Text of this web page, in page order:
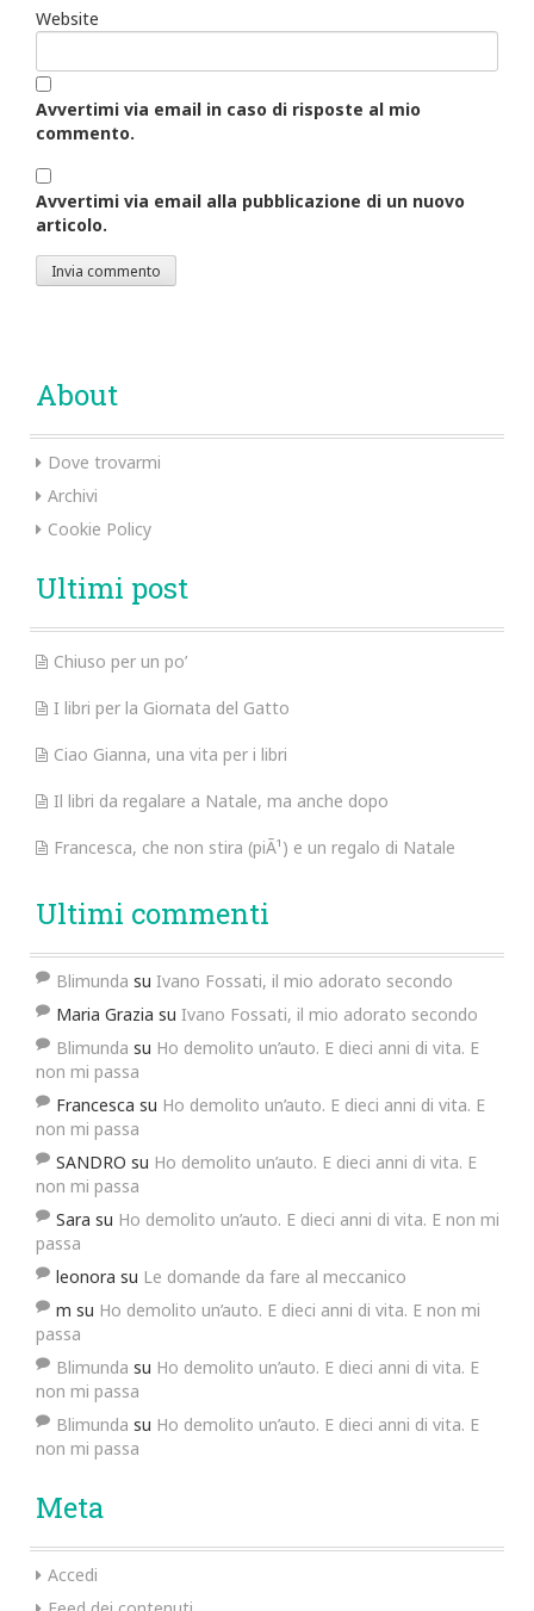
Website
Avvertimi via email in caso di risposte al mio
commento.
Avvertimi via email alla pubblicazione di un nuovo
articolo.
About
Dove trovarmi
Archivi
Cookie Policy
Ultimi post
Chiuso per un po’
I libri per la Giornata del Gatto
Ciao Gianna, una vita per i libri
Il libri da regalare a Natale, ma anche dopo
Francesca, che non stira (piÃ¹) e un regalo di Natale
Ultimi commenti
Blimunda su Ivano Fossati, il mio adorato secondo
Maria Grazia su Ivano Fossati, il mio adorato secondo
Blimunda su Ho demolito un’auto. E dieci anni di vita. E
non mi passa
Francesca su Ho demolito un’auto. E dieci anni di vita. E
non mi passa
SANDRO su Ho demolito un’auto. E dieci anni di vita. E
non mi passa
Sara su Ho demolito un’auto. E dieci anni di vita. E non mi
passa
leonora su Le domande da fare al meccanico
m su Ho demolito un’auto. E dieci anni di vita. E non mi
passa
Blimunda su Ho demolito un’auto. E dieci anni di vita. E
non mi passa
Blimunda su Ho demolito un’auto. E dieci anni di vita. E
non mi passa
Meta
Accedi